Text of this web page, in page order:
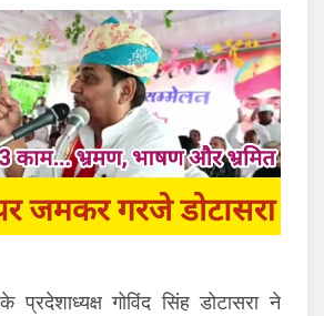
प्रदेशाध्यक्ष गोविंद सिंह डोटासरा ने